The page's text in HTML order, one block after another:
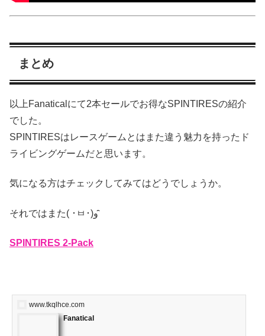
まとめ
以上Fanaticalにて2本セールでお得なSPINTIRESの紹介
でした。
SPINTIRESはレースゲームとはまた違う魅力を持ったド
ライビングゲームだと思います。
気になる方はチェックしてみてはどうでしょうか。
それではまた( ･ㅂ･)و ̑̑
SPINTIRES 2-Pack
www.tkqlhce.com
Fanatical